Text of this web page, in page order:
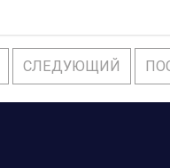
СЛЕДУЮЩИЙ